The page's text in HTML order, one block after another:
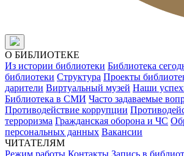
О БИБЛИОТЕКЕ
Из истории библиотеки Библиотека
библиотеки Структура Проекты
дарители Виртуальный музей Наши
Библиотека в СМИ Часто задаваемые
Противодействие коррупции
терроризма Гражданская оборона и ЧС
персональных данных Вакансии
ЧИТАТЕЛЯМ
Режим работы Контакты Запись в